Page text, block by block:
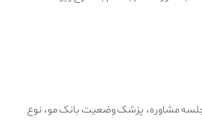
مشاوره، پزشک وضعیت بانک مو، نوع